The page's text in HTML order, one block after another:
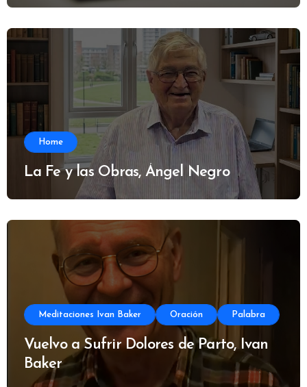
Home
La Fe y las Obras, Ángel Negro
Meditaciones Ivan Baker Oración Palabra
Vuelvo a Sufrir Dolores de Parto, Ivan
Baker